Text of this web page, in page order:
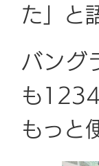
た」と
バング
も
もっと